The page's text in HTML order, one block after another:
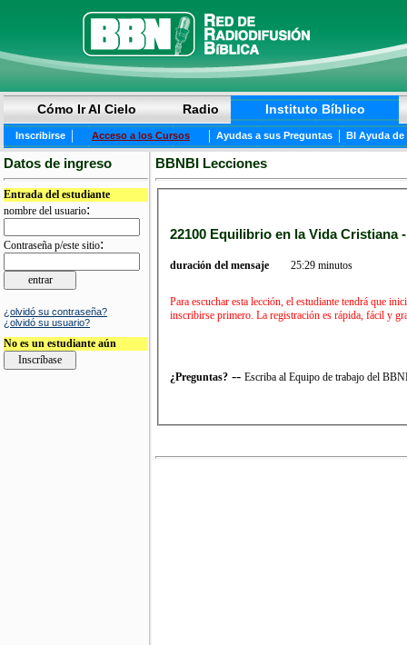
Cómo Ir Al Cielo Radio Instituto Bíblico
Inscribirse | Acceso a los Cursos | Ayudas a sus Preguntas | BI Ayuda
Datos de ingreso
Entrada del estudiante
nombre del usuario:
Contraseña p/este sitio:
¿olvidó su contraseña?
¿olvidó su usuario?
No es un estudiante aún
BBNBI Lecciones
22100 Equilibrio en la Vida Cristiana
duración del mensaje 25:29 minutos
Para escuchar esta lección, el estudiante tendrá que
inscribirse primero. La registración es rápida, fácil y
¿Preguntas? -- Escriba al Equipo de trabajo del